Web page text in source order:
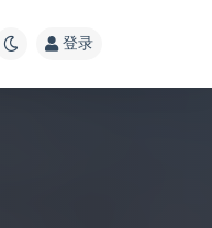
登录